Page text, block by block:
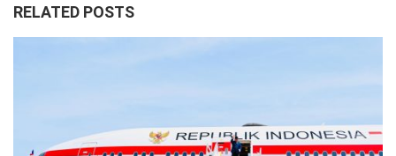
RELATED POSTS